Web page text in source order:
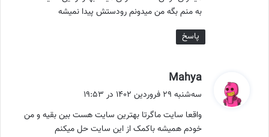
به منم بگه من میدونم رودستش پیدا نمیشه
پاسخ
Mahya
ف
:
سه‌شنبه ۲۹ فروردین ۱۴۰۲ در ۱۹:۵۳
واقعا سایت ماگرتا بهترین سایت هست بین بقیه و من
خودم همیشه باکمک از این سایت حل میکنم